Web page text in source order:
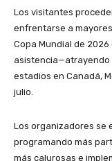
Los visitantes
enfrentarse a
Copa Mundial de
asistencia—atrayendo
estadios en Canadá,
julio.
Los organizadores se
programando más
más calurosas e